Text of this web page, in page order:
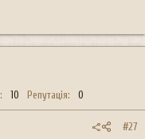
10 Репутація 0
#27